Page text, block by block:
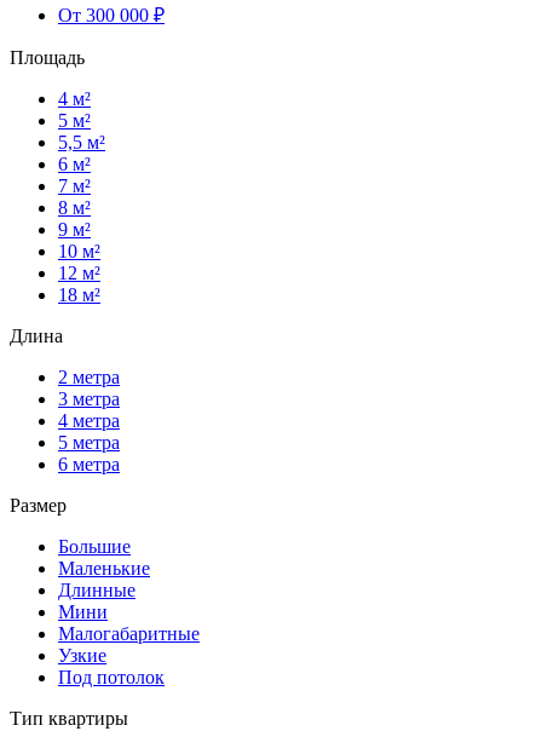
От 300 000 ₽
Площадь
4 м²
5 м²
5,5 м²
6 м²
7 м²
8 м²
9 м²
10 м²
12 м²
18 м²
Длина
2 метра
3 метра
4 метра
5 метра
6 метра
Размер
Большие
Маленькие
Длинные
Мини
Малогабаритные
Узкие
Под потолок
Тип квартиры